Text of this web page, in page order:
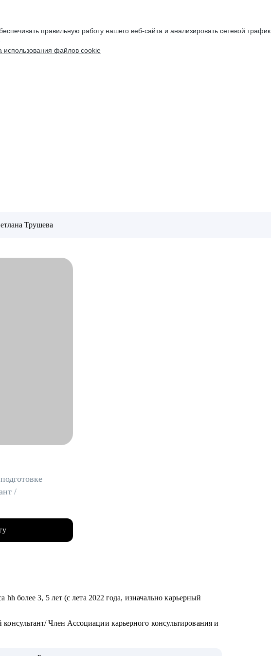
правильную работу нашего веб-сайта и анализировать сетевой трафик.
использования файлов cookie
Трушева
/
Член Ассоциации карьерного консультирования и